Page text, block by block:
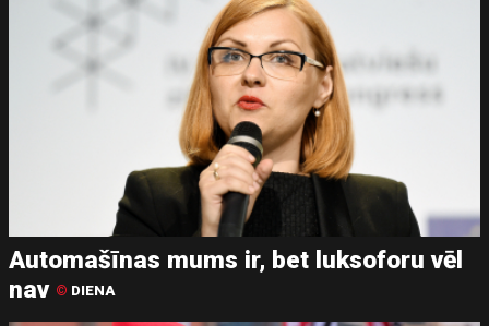
Automašīnas mums ir, bet luksoforu vēl
nav © DIENA